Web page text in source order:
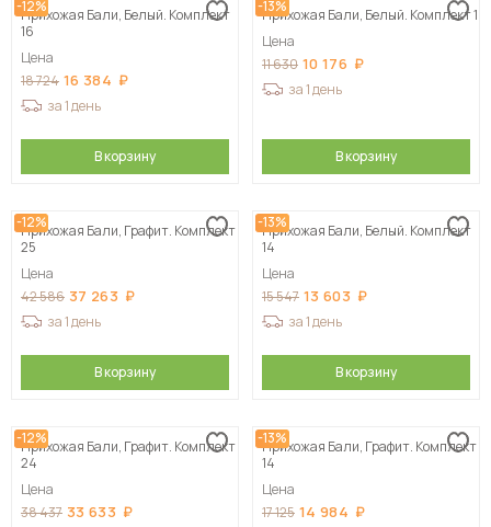
-12%
Прихожая Бали, Белый. Комплект
16
Цена
18 724 16 384
за 1 день
В корзину
-13%
Прихожая Бали, Белый. Комплект 1
Цена
11 630 10 176
за 1 день
В корзину
-12%
Прихожая Бали, Графит. Комплект
25
Цена
42 586 37 263
за 1 день
В корзину
-13%
Прихожая Бали, Белый. Комплект
14
Цена
15 547 13 603
за 1 день
В корзину
-12%
Прихожая Бали, Графит. Комплект
24
Цена
38 437 33 633
-13%
Прихожая Бали, Графит. Комплект
14
Цена
17 125 14 984